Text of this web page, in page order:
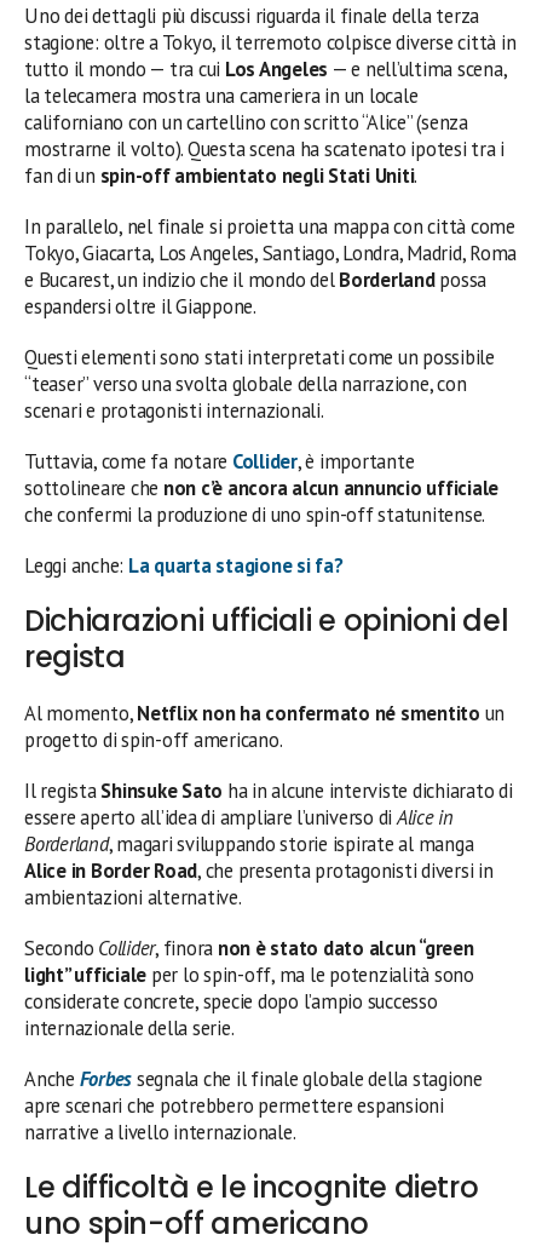
Uno dei dettagli più discussi riguarda il finale della terza
stagione: oltre a Tokyo, il terremoto colpisce diverse città in
tutto il mondo — tra cui Los Angeles — e nell’ultima scena,
la telecamera mostra una cameriera in un locale
californiano con un cartellino con scritto “Alice” (senza
mostrarne il volto). Questa scena ha scatenato ipotesi tra i
fan di un spin-off ambientato negli Stati Uniti.
In parallelo, nel finale si proietta una mappa con città come
Tokyo, Giacarta, Los Angeles, Santiago, Londra, Madrid, Roma
e Bucarest, un indizio che il mondo delBorderlandpossa
espandersi oltre il Giappone.
Questi elementi sono stati interpretati come un possibile
“teaser” verso una svolta globale della narrazione, con
scenari e protagonisti internazionali.
Tuttavia, come fa notare Collider, è importante
sottolineare che non c’è ancora alcun annuncio ufficiale
che confermi la produzione di uno spin-off statunitense.
Leggi anche: La quarta stagione si fa?
Dichiarazioni ufficiali e opinioni del
regista
Al momento,Netflix non ha confermato né smentito un
progetto di spin-off americano.
Il registaShinsuke Sato ha in alcune interviste dichiarato di
essere aperto all’idea di ampliare l’universo diAlice in
Borderland, magari sviluppando storie ispirate al manga
Alice in Border Road, che presenta protagonisti diversi in
ambientazioni alternative.
Secondo Collider, finora non è stato dato alcun “green
light” ufficiale per lo spin-off, ma le potenzialità sono
considerate concrete, specie dopo l’ampio successo
internazionale della serie.
Anche Forbessegnala che il finale globale della stagione
apre scenari che potrebbero permettere espansioni
narrative a livello internazionale.
Le difficoltà e le incognite dietro
uno spin-off americano